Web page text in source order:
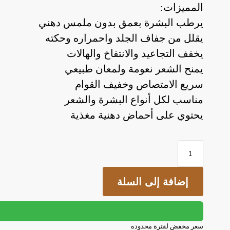
المميزات:
يرطب البشرة بعمق بدون ملمس دهني
يقلل من جفاف الجلد واحمراره وحكته
يخفف التجاعيد والانتفاخ والهالات
يمنح الشعر نعومة ولمعان طبيعي
سريع الامتصاص وخفيف القوام
مناسب لكل أنواع البشرة والشعر
يحتوي على أحماض دهنية مغذية
إضافة إلى السلة
سعر مخفض لفترة محدوده